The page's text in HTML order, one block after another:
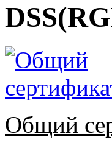
Общий